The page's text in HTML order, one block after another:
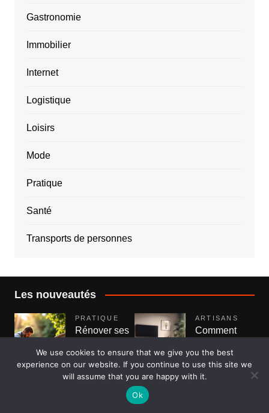
Gastronomie
Immobilier
Internet
Logistique
Loisirs
Mode
Pratique
Santé
Transports de personnes
Les nouveautés
PRATIQUE
Rénover ses
canapés en
résine
ARTISANS
Comment
climatisation
réversible
We use cookies to ensure that we give you the best
experience on our website. If you continue to use this site we
will assume that you are happy with it.
Ok